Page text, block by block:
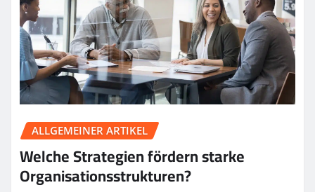
ALLGEMEINER ARTIKEL
Welche Strategien fördern starke
Organisationsstrukturen?